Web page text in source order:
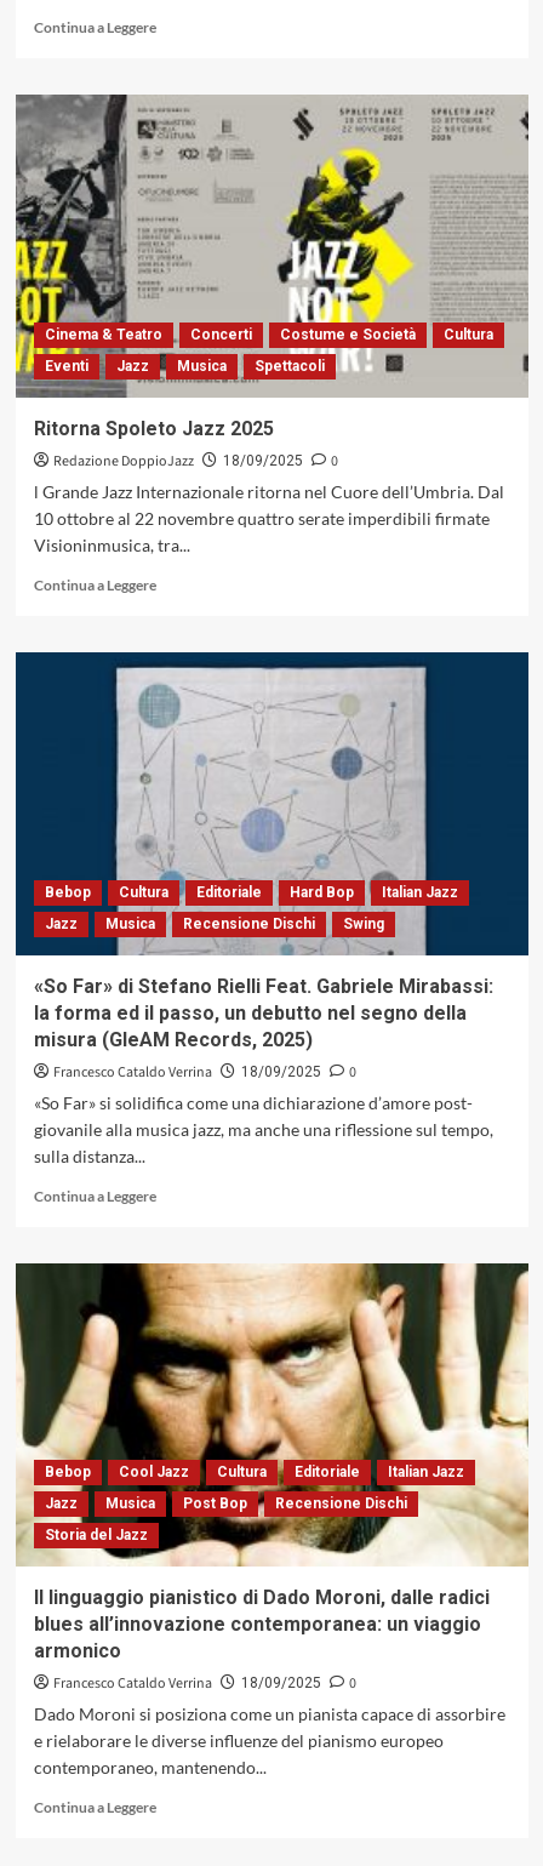
Continua a LeggereLeggi
su
«Kind
Of…»
di
Antonio
Piano
Solo:
un
diario
armonico
in
dodici
Around
Ag,
Cinema & Teatro Concerti Costume e Società
Cultura
Eventi
Jazz Musica Spettacoli
Ritorna Spoleto Jazz 2025
Redazione DoppioJazz 18/09/2025
0
l Grande Jazz Internazionale ritorna nel Cuore dell’Umbria. Dal
10 ottobre al 22 novembre quattro serate imperdibili firmate
Visioninmusica, tra...
Continua a LeggereLeggi
su
Ritorna
Spoleto
Jazz
2025
Bebop Cultura Editoriale Hard Bop
Italian Jazz
Jazz
Musica Recensione Dischi Swing
«So Far» di Stefano Rielli Feat. Gabriele Mirabassi:
la forma ed il passo, un debutto nel segno della
misura (GleAM Records, 2025)
Francesco Cataldo Verrina 18/09/2025
0
«So Far» si solidifica come una dichiarazione d’amore post-
giovanile alla musica jazz, ma anche una riflessione sul tempo,
sulla distanza...
Continua a LeggereLeggi
su
«So
Far»
di
Stefano
Rielli
Feat.
Gabriele
Mirabassi:
la
forma
ed
debutto
nel
della
(GleAM
Records,
2025)
Bebop Cool Jazz Cultura Editoriale
Italian Jazz
Jazz
Musica Post Bop
Recensione Dischi
Storia del Jazz
Il linguaggio pianistico di Dado Moroni, dalle radici
blues all’innovazione contemporanea: un viaggio
armonico
Francesco Cataldo Verrina 18/09/2025
0
Dado Moroni si posiziona come un pianista capace di assorbire
e rielaborare le diverse influenze del pianismo europeo
contemporaneo, mantenendo...
Continua a LeggereLeggi